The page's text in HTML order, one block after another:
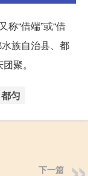
“借端”或“借
族自治县、都
聚。
都匀
下一篇